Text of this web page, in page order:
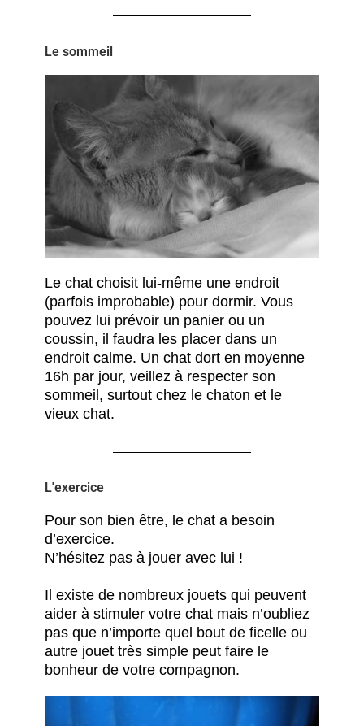
Le sommeil
Le chat choisit lui-même une endroit
(parfois improbable) pour dormir. Vous
pouvez lui prévoir un panier ou un
coussin, il faudra les placer dans un
endroit calme. Un chat dort en moyenne
16h par jour, veillez à respecter son
sommeil, surtout chez le chaton et le
vieux chat.
L'exercice
Pour son bien être, le chat a besoin
d’exercice.
N’hésitez pas à jouer avec lui !
Il existe de nombreux jouets qui peuvent
aider à stimuler votre chat mais n’oubliez
pas que n’importe quel bout de ficelle ou
autre jouet très simple peut faire le
bonheur de votre compagnon.